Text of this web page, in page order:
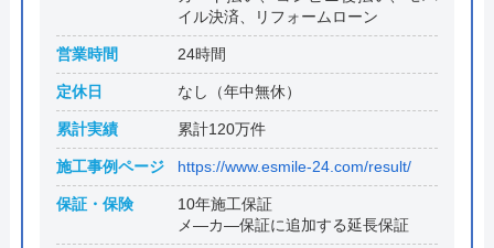
イル決済、リフォームローン
営業時間 24時間
定休日 なし（年中無休）
累計実績 累計120万件
施工事例ページ https://www.esmile-24.com/result/
保証・保険
10年施工保証
メ―カ―保証に追加する延長保証